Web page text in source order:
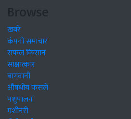
Browse
खबरें
कंपनी समाचार
सफल किसान
साक्षात्कार
बागवानी
औषधीय फसलें
पशुपालन
मशीनरी